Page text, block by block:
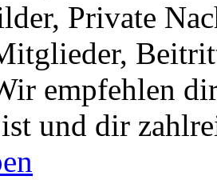
Private
empfehlen
und dir